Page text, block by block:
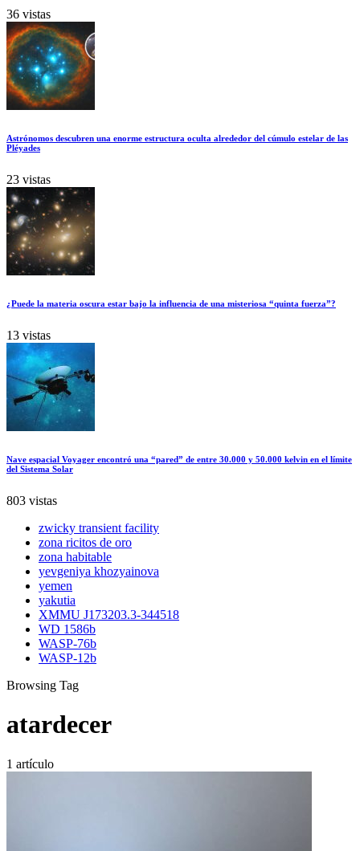
36 vistas
Astrónomos descubren una enorme estructura oculta alrededor del cúmulo estelar de las
Pléyades
23 vistas
¿Puede la materia oscura estar bajo la influencia de una misteriosa “quinta fuerza”?
13 vistas
Nave espacial Voyager encontró una “pared” de entre 30.000 y 50.000 kelvin en el límite
del Sistema Solar
803 vistas
zwicky transient facility
zona ricitos de oro
zona habitable
yevgeniya khozyainova
yemen
yakutia
XMMU J173203.3-344518
WD 1586b
WASP-76b
WASP-12b
Browsing Tag
atardecer
1 artículo